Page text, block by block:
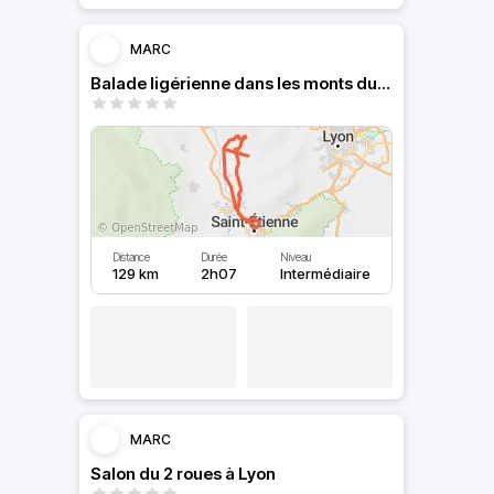
MARC
Balade ligérienne dans les monts du lyonnais
Distance
129 km
Durée
2h07
Niveau
Intermédiaire
MARC
Salon du 2 roues à Lyon